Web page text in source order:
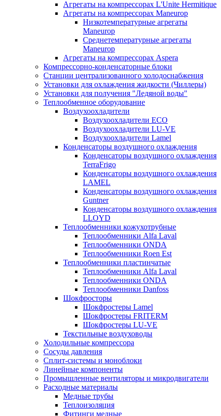
Агрегаты на компрессорах L'Unite Hermitique
Агрегаты на компрессорах Maneurop
Низкотемпературные агрегаты
Maneurop
Среднетемпературные агрегаты
Maneurop
Агрегаты на компрессорах Aspera
Компрессорно-конденсаторные блоки
Станции централизованного холодоснабжения
Установки для охлаждения жидкости (Чиллеры)
Установки для получения "Ледяной воды"
Теплообменное оборудование
Воздухоохладители
Воздухоохладители EСО
Воздухоохладители LU-VE
Воздухоохладители Lamel
Конденсаторы воздушного охлаждения
Конденсаторы воздушного охлаждения
TerraFrigo
Конденсаторы воздушного охлаждения
LAMEL
Конденсаторы воздушного охлаждения
Guntner
Конденсаторы воздушного охлаждения
LLOYD
Теплообменники кожухотрубные
Теплообменники Alfa Laval
Теплообменники ONDA
Теплообменники Roen Est
Теплообменники пластинчатые
Теплообменники Alfa Laval
Теплообменники ONDA
Теплообменники Danfoss
Шокфросторы
Шокфростеры Lamel
Шокфростеры FRITERM
Шокфростеры LU-VE
Текстильные воздуховоды
Холодильные компрессора
Сосуды давления
Cплит-системы и моноблоки
Линейные компоненты
Промышленные вентиляторы и микродвигатели
Расходные материалы
Медные трубы
Теплоизоляция
Фитинги медные